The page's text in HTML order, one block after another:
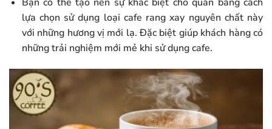
lựa chọn sử dụng loại cafe rang xay nguyên chất này
với những hương vị mới lạ. Đặc biệt giúp khách hàng có
những trải nghiệm mới mẻ khi sử dụng cafe.